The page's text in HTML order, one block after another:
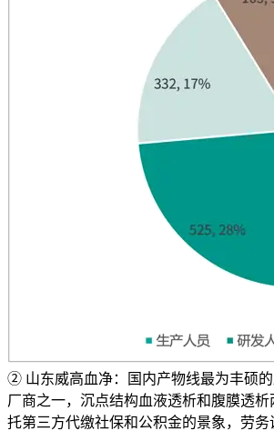
② 山东威高血净：国内产物线最为丰硕
厂商之一，沉点结构血液透析和腹膜透
托第三方代缴社保和公积金的景象，劳